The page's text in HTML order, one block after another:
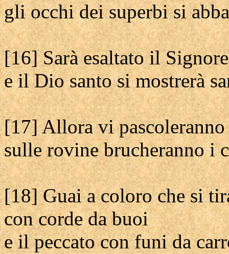
gli occhi dei superbi si
[16] Sarà esaltato il
e il Dio santo si mostrerà
[17] Allora vi
sulle rovine brucheranno i
[18] Guai a coloro che si
con corde da buoi
e il peccato con funi da